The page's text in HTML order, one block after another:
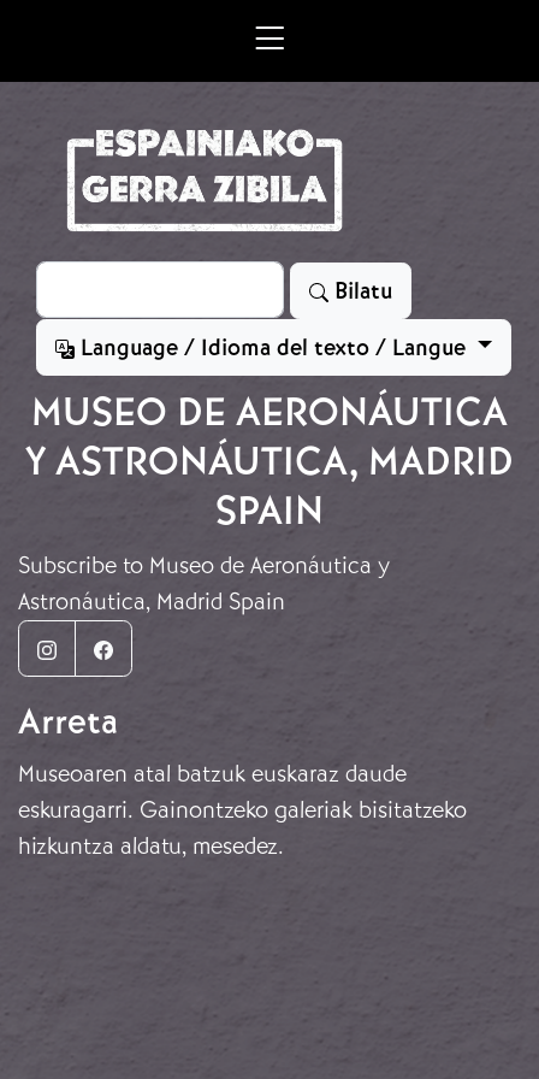
Bilatu
Bilatu
Language / Idioma del texto / Langue
MUSEO DE AERONÁUTICA
Y ASTRONÁUTICA, MADRID
SPAIN
Subscribe to Museo de Aeronáutica y
Astronáutica, Madrid Spain
InstagramFacebook
Arreta
Museoaren atal batzuk euskaraz daude
eskuragarri. Gainontzeko galeriak bisitatzeko
hizkuntza aldatu, mesedez.